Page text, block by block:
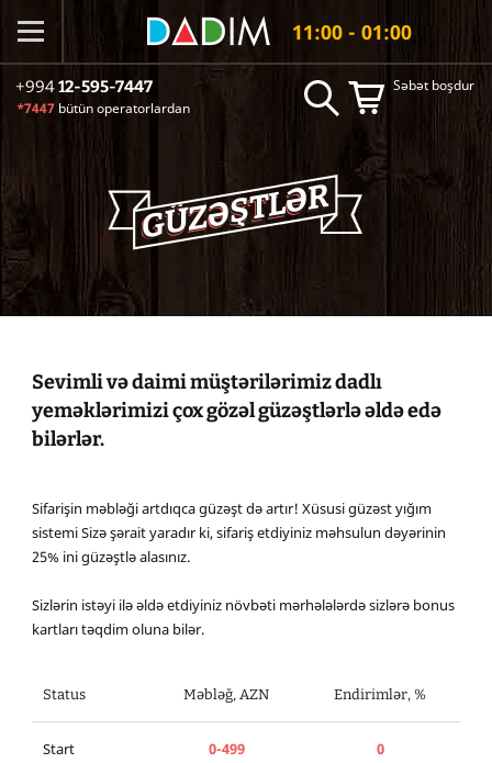
+99412-595-7447
*7447 bütün operatorlardan
11:00 - 01:00
Səbət boşdur
GÜZƏŞTLƏR
GÜZƏŞTLƏR
GÜZƏŞTLƏR
Sevimli və daimi müştərilərimiz dadlı
yeməklərimizi çox gözəl güzəştlərlə əldə edə
bilərlər.
Sifarişin məbləği artdıqca güzəşt də artır! Xüsusi güzəst yığım
sistemi Sizə şərait yaradır ki, sifariş etdiyiniz məhsulun dəyərinin
25% ini güzəştlə alasınız.
Sizlərin istəyi ilə əldə etdiyiniz növbəti mərhələlərdə sizlərə bonus
kartları təqdim oluna bilər.
Status Məbləğ, AZN Endirimlər, %
Start 0-499 0